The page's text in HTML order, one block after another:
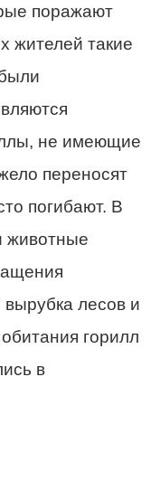
поражают
жителей такие
не имеющие
переносят
погибают. В
животные
лесов и
горилл
в